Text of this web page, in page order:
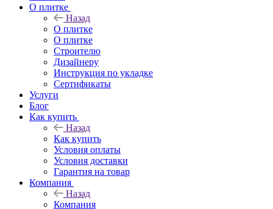
О плитке
Назад
О плитке
О плитке
Строителю
Дизайнеру
Инструкция по укладке
Сертификаты
Услуги
Блог
Как купить
Назад
Как купить
Условия оплаты
Условия доставки
Гарантия на товар
Компания
Назад
Компания